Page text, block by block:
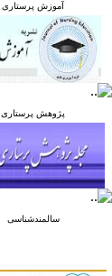
آموزش پرستاری
پژوهش پرستاری
سالمندشناسی